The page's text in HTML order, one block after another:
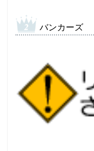
バンカーズ